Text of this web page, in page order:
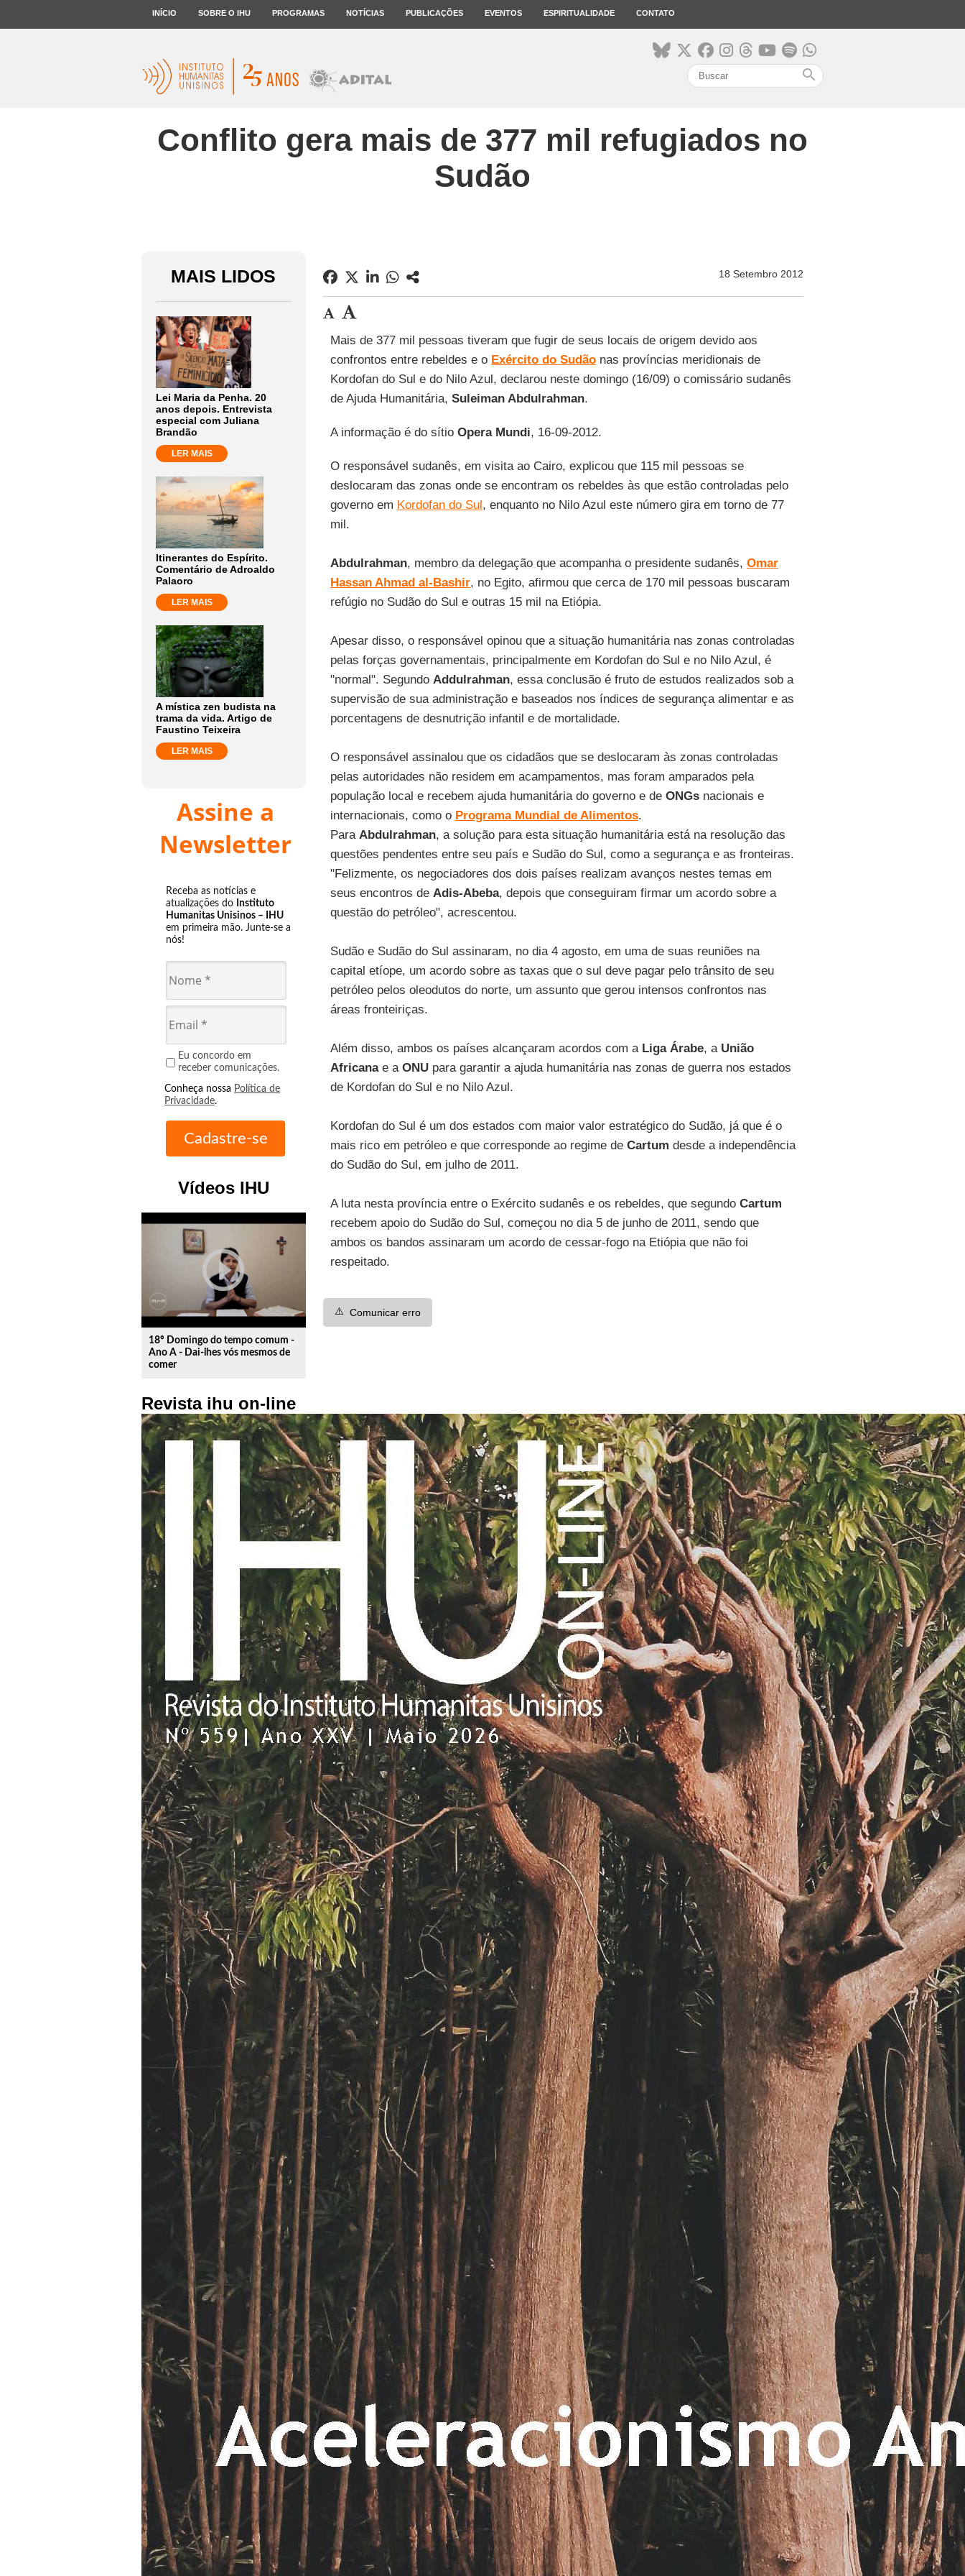
INÍCIO SOBRE O IHU PROGRAMAS NOTÍCIAS PUBLICAÇÕES EVENTOS ESPIRITUALIDADE CONTATO
search
Conflito gera mais de 377 mil refugiados no
Sudão
MAIS LIDOS
Lei Maria da Penha. 20
anos depois. Entrevista
especial com Juliana
Brandão
LER MAIS
Itinerantes do Espírito.
Comentário de Adroaldo
Palaoro
LER MAIS
A mística zen budista na
trama da vida. Artigo de
Faustino Teixeira
LER MAIS
Assine a
Newsletter
Receba as notícias e
atualizações do Instituto
Humanitas Unisinos – IHU
em primeira mão. Junte-se a
nós!
Eu concordo em
receber comunicações.
Conheça nossa Política de
Privacidade.
Vídeos IHU
play_circle_outline
18º Domingo do tempo comum -
Ano A - Dai-lhes vós mesmos de
comer
Revista ihu on-line
18 Setembro 2012
Mais de 377 mil pessoas tiveram que fugir de seus locais de origem devido aos
confrontos entre rebeldes e o Exército do Sudãonas províncias meridionais de
Kordofan do Sul e do Nilo Azul, declarou neste domingo (16/09) o comissário sudanês
de Ajuda Humanitária, Suleiman Abdulrahman.
A informação é do sítio Opera Mundi, 16-09-2012.
O responsável sudanês, em visita ao Cairo, explicou que 115 mil pessoas se
deslocaram das zonas onde se encontram os rebeldes às que estão controladas pelo
governo em Kordofan do Sul, enquanto no Nilo Azul este número gira em torno de 77
mil.
Abdulrahman, membro da delegação que acompanha o presidente sudanês, Omar
Hassan Ahmad al-Bashir, no Egito, afirmou que cerca de 170 mil pessoas buscaram
refúgio no Sudão do Sul e outras 15 mil na Etiópia.
Apesar disso, o responsável opinou que a situação humanitária nas zonas controladas
pelas forças governamentais, principalmente em Kordofan do Sul e no Nilo Azul, é
"normal". Segundo Addulrahman, essa conclusão é fruto de estudos realizados sob a
supervisão de sua administração e baseados nos índices de segurança alimentar e as
porcentagens de desnutrição infantil e de mortalidade.
O responsável assinalou que os cidadãos que se deslocaram às zonas controladas
pelas autoridades não residem em acampamentos, mas foram amparados pela
população local e recebem ajuda humanitária do governo e de ONGsnacionais e
internacionais, como o Programa Mundial de Alimentos.
Para Abdulrahman, a solução para esta situação humanitária está na resolução das
questões pendentes entre seu país e Sudão do Sul, como a segurança e as fronteiras.
"Felizmente, os negociadores dos dois países realizam avanços nestes temas em
seus encontros de Adis-Abeba, depois que conseguiram firmar um acordo sobre a
questão do petróleo", acrescentou.
Sudão e Sudão do Sul assinaram, no dia 4 agosto, em uma de suas reuniões na
capital etíope, um acordo sobre as taxas que o sul deve pagar pelo trânsito de seu
petróleo pelos oleodutos do norte, um assunto que gerou intensos confrontos nas
áreas fronteiriças.
Além disso, ambos os países alcançaram acordos com aLiga Árabe, a União
Africanae a ONUpara garantir a ajuda humanitária nas zonas de guerra nos estados
de Kordofan do Sul e no Nilo Azul.
Kordofan do Sul é um dos estados com maior valor estratégico do Sudão, já que é o
mais rico em petróleo e que corresponde ao regime de Cartum desde a independência
do Sudão do Sul, em julho de 2011.
A luta nesta província entre o Exército sudanês e os rebeldes, que segundo Cartum
recebem apoio do Sudão do Sul, começou no dia 5 de junho de 2011, sendo que
ambos os bandos assinaram um acordo de cessar-fogo na Etiópia que não foi
respeitado.
⚠️ Comunicar erro